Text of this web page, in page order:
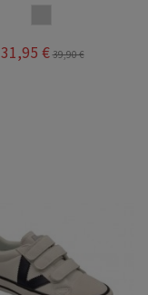
31,95 € 39,90 €